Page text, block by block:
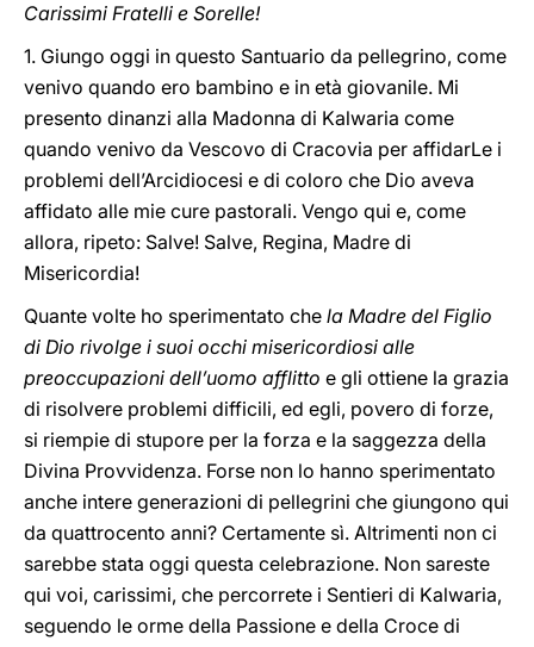
Carissimi Fratelli e Sorelle!
1. Giungo oggi in questo Santuario da pellegrino, come
venivo quando ero bambino e in età giovanile. Mi
presento dinanzi alla Madonna di Kalwaria come
quando venivo da Vescovo di Cracovia per affidarLe i
problemi dell’Arcidiocesi e di coloro che Dio aveva
affidato alle mie cure pastorali. Vengo qui e, come
allora, ripeto: Salve! Salve, Regina, Madre di
Misericordia!
Quante volte ho sperimentato che la Madre del Figlio
di Dio rivolge i suoi occhi misericordiosi alle
preoccupazioni dell’uomo afflitto e gli ottiene la grazia
di risolvere problemi difficili, ed egli, povero di forze,
si riempie di stupore per la forza e la saggezza della
Divina Provvidenza. Forse non lo hanno sperimentato
anche intere generazioni di pellegrini che giungono qui
da quattrocento anni? Certamente sì. Altrimenti non ci
sarebbe stata oggi questa celebrazione. Non sareste
qui voi, carissimi, che percorrete i Sentieri di Kalwaria,
seguendo le orme della Passione e della Croce di